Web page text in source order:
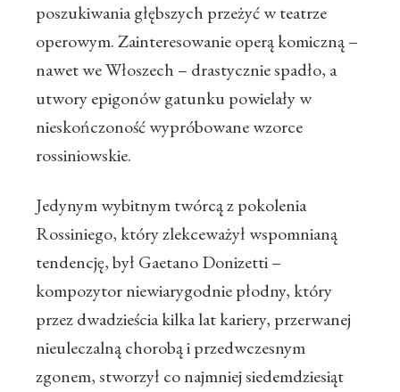
poszukiwania głębszych przeżyć w teatrze
operowym. Zainteresowanie operą komiczną –
nawet we Włoszech – drastycznie spadło, a
utwory epigonów gatunku powielały w
nieskończoność wypróbowane wzorce
rossiniowskie.
Jedynym wybitnym twórcą z pokolenia
Rossiniego, który zlekceważył wspomnianą
tendencję, był Gaetano Donizetti –
kompozytor niewiarygodnie płodny, który
przez dwadzieścia kilka lat kariery, przerwanej
nieuleczalną chorobą i przedwczesnym
zgonem, stworzył co najmniej siedemdziesiąt